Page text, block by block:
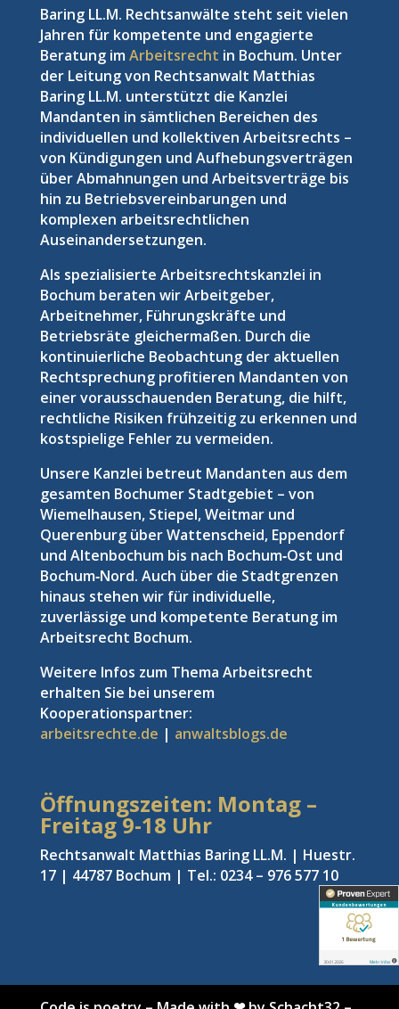
Baring LL.M. Rechtsanwälte steht seit vielen
Jahren für kompetente und engagierte
Beratung imArbeitsrecht in Bochum. Unter
der Leitung von Rechtsanwalt Matthias
Baring LL.M. unterstützt die Kanzlei
Mandanten in sämtlichen Bereichen des
individuellen und kollektiven Arbeitsrechts –
von Kündigungen und Aufhebungsverträgen
über Abmahnungen und Arbeitsverträge bis
hin zu Betriebsvereinbarungen und
komplexen arbeitsrechtlichen
Auseinandersetzungen.
Als spezialisierte Arbeitsrechtskanzlei in
Bochum beraten wir Arbeitgeber,
Arbeitnehmer, Führungskräfte und
Betriebsräte gleichermaßen. Durch die
kontinuierliche Beobachtung der aktuellen
Rechtsprechung profitieren Mandanten von
einer vorausschauenden Beratung, die hilft,
rechtliche Risiken frühzeitig zu erkennen und
kostspielige Fehler zu vermeiden.
Unsere Kanzlei betreut Mandanten aus dem
gesamten Bochumer Stadtgebiet – von
Wiemelhausen, Stiepel, Weitmar und
Querenburg über Wattenscheid, Eppendorf
und Altenbochum bis nach Bochum‑Ost und
Bochum‑Nord. Auch über die Stadtgrenzen
hinaus stehen wir für individuelle,
zuverlässige und kompetente Beratung im
Arbeitsrecht Bochum.
Weitere Infos zum Thema Arbeitsrecht
erhalten Sie bei unserem
Kooperationspartner:
arbeitsrechte.de | anwaltsblogs.de
Öffnungszeiten: Montag –
Freitag9-18 Uhr
Rechtsanwalt Matthias Baring LL.M. | Huestr.
17 | 44787 Bochum | Tel.: 0234 – 976 577 10